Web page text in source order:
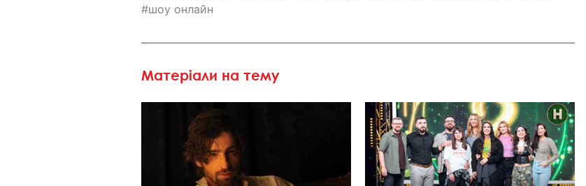
шоу онлайн
Матеріали на тему